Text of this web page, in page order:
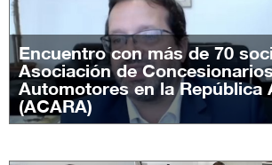
Encuentro con más de 70
Asociación de
Automotores en la República
(ACARA)